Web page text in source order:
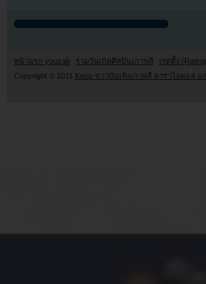
หน้าแรก youzab รวมวันเกิดศิลปินเกาหลี เรตติ้ง
Copyright © 2011 Kpop ข่าวบันเทิงเกาหลี ดาราไอดอล